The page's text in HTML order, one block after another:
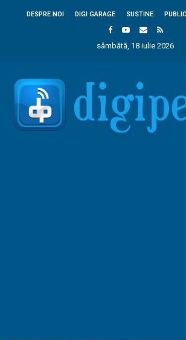
DESPRE NOI DIGI GARAGE SUSTINE
sâmbătă, 18 iulie 2026